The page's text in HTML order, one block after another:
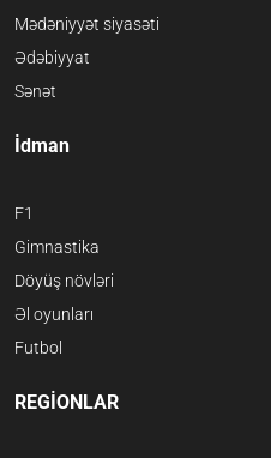
Mədəniyyət siyasəti
Ədəbiyyat
Sənət
İdman
F1
Gimnastika
Döyüş növləri
Əl oyunları
Futbol
REGİONLAR